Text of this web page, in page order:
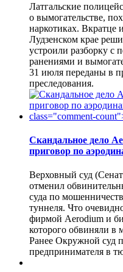
Латгальские
о вымогательстве,
наркотиках. Вкратце
Лудзенском крае
устроили разборку с
ранениями и
31 июля переданы в
преследования.
Скандальное дело
приговор по
Верховный суд
отменил
суда по
туннеля. Что
фирмой Aerodium и
которого обвиняли в
Ранее Окружной суд
предпринимателя в